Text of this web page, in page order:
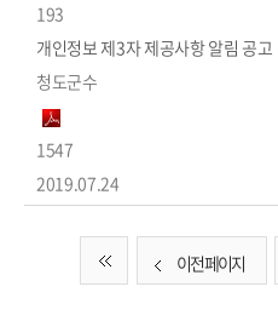
193
개인정보 제3자 제공사항 알림 공고
청도군수
1547
2019.07.24
이전 페이지